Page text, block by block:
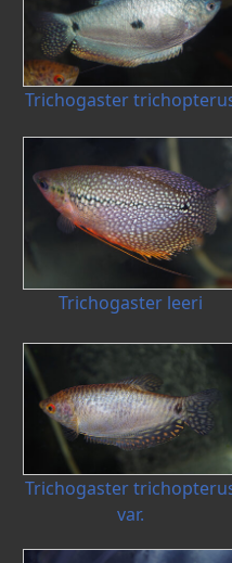
Trichogaster
Trichogaster leeri
Trichogaster
var.